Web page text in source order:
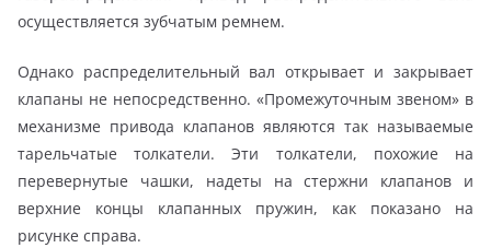
осуществляется зубчатым ремнем.
Однако распределительный вал открывает и закрывает
клапаны не непосредственно. «Промежуточным звеном» в
механизме привода клапанов являются так называемые
тарельчатые толкатели. Эти толкатели, похожие на
перевернутые чашки, надеты на стержни клапанов и
верхние концы клапанных пружин, как показано на
рисунке справа.